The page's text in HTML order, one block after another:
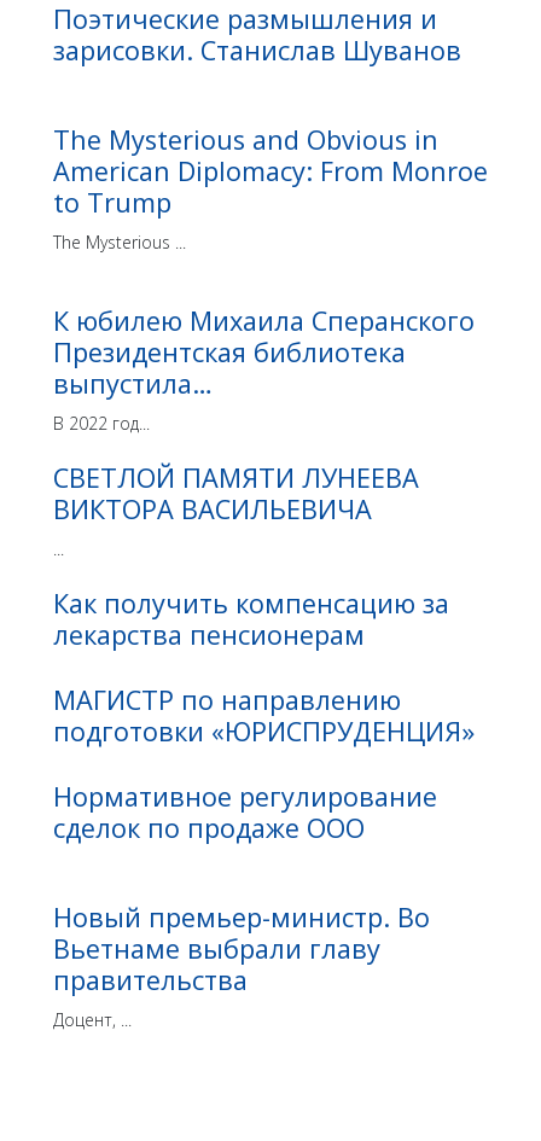
Поэтические размышления и
зарисовки. Станислав Шуванов
The Mysterious and Obvious in
American Diplomacy: From Monroe
to Trump
The Mysterious ...
К юбилею Михаила Сперанского
Президентская библиотека
выпустила…
В 2022 год...
СВЕТЛОЙ ПАМЯТИ ЛУНЕЕВА
ВИКТОРА ВАСИЛЬЕВИЧА
...
Как получить компенсацию за
лекарства пенсионерам
МАГИСТР по направлению
подготовки «ЮРИСПРУДЕНЦИЯ»
Нормативное регулирование
сделок по продаже ООО
Новый премьер-министр. Во
Вьетнаме выбрали главу
правительства
Доцент, ...